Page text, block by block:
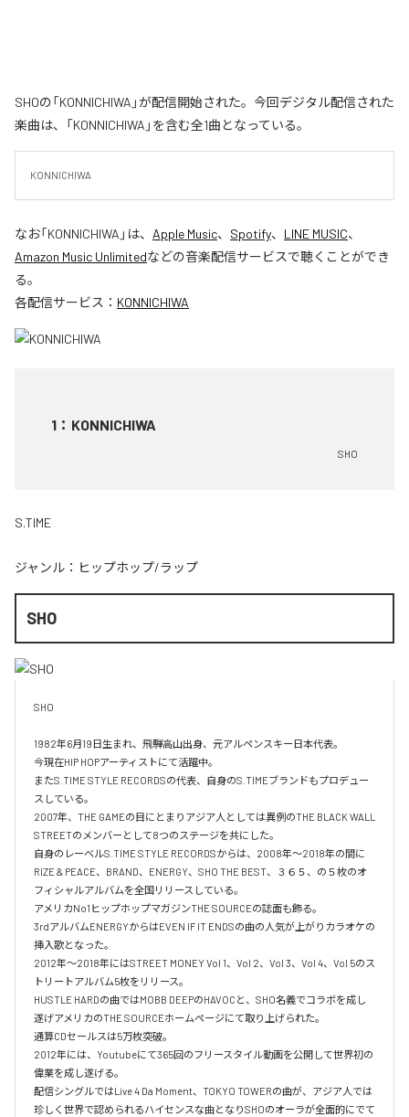
SHOの「KONNICHIWA」が配信開始された。今回デジタル配信された
楽曲は、「KONNICHIWA」を含む全1曲となっている。
KONNICHIWA
なお「KONNICHIWA 」は、 Apple Music、 Spotify、 LINE MUSIC、
Amazon Music Unlimitedなどの音楽配信サービスで聴くことができ
る。
各配信サービス： KONNICHIWA
1 ： KONNICHIWA
SHO
S.TIME
ジャンル： ヒップホップ/ラップ
SHO
SHO
1982年6月19日生まれ、飛騨高山出身、元アルペンスキー日本代表。
今現在HIP HOPアーティストにて活躍中。
またS.TIME STYLE RECORDSの代表、自身のS.TIMEブランドもプロデュー
スしている。
2007年、THE GAMEの目にとまりアジア人としては異例のTHE BLACK WALL
STREETのメンバーとして8つのステージを共にした。
自身のレーベルS.TIME STYLE RECORDSからは、2008年〜2018年の間に
RIZE & PEACE、BRAND、ENERGY、SHO THE BEST、３６５、の５枚のオ
フィシャルアルバムを全国リリースしている。
アメリカNo1ヒップホップマガジンTHE SOURCEの誌面も飾る。
3rdアルバムENERGYからはEVEN IF IT ENDSの曲の人気が上がりカラオケの
挿入歌となった。
2012年〜2018年にはSTREET MONEY Vol 1、Vol 2、Vol 3、Vol 4、Vol 5のス
トリートアルバム5枚をリリース。
HUSTLE HARDの曲ではMOBB DEEPのHAVOCと、SHO名義でコラボを成し
遂げアメリカのTHE SOURCEホームページにて取り上げられた。
通算CDセールスは5万枚突破。
2012年には、Youtubeにて365回のフリースタイル動画を公開して世界初の
偉業を成し遂げる。
配信シングルではLive 4 Da Moment、TOKYO TOWERの曲が、アジア人では
珍しく世界で認められるハイセンスな曲となりSHOのオーラが全面的にでて